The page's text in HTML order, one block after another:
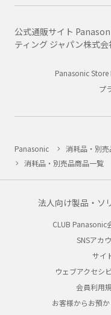
公式通販サイト
ティング ジャパン株式会
Panasonic Store
プ
Panasonic
消耗品・別
消耗品・別売品商品一覧
法人向け製品・ソ
CLUB Panasonic
SNSアカ
サイ
ウェブアクセシ
会員利用
お客様からお預